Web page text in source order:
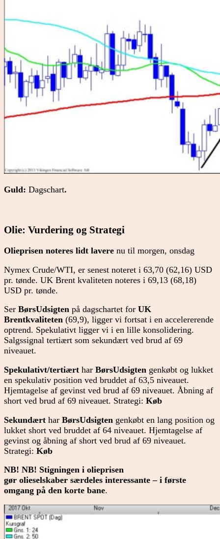
Guld: Dagschart.
Olie: Vurdering og Strategi
Olieprisen noteres lidt lavere nu til morgen, onsdag
Nymex Crude/WTI, er senest noteret i 63,70 (62,16) USD
pr. tønde. UK Brent kvaliteten noteres i 69,13 (68,18)
USD pr. tønde.
Ser BørsUdsigten på dagschartet for UK
Brentkvaliteten (69,9), ligger vi fortsat i en accelererende
optrend. Spekulativt ligger vi i en lille konsolidering.
Salgssignal tertiært som sekundært ved brud af 69
niveauet.
Spekulativt/tertiært har BørsUdsigten genkøbt og lukket
en spekulativ position ved bruddet af 63,5 niveauet.
Hjemtagelse af gevinst ved brud af 69 niveauet. Åbning af
short ved brud af 69 niveauet. Strategi: Køb
Sekundært har BørsUdsigten genkøbt en lang position og
lukket short ved bruddet af 64 niveauet. Hjemtagelse af
gevinst og åbning af short ved brud af 69 niveauet.
Strategi: Køb
NB! NB! Stigningen i olieprisen
gør olieselskaber særdeles interessante – i første
omgang på den korte bane.